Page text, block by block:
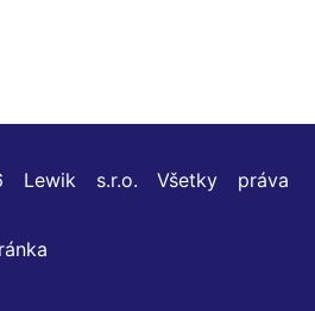
s.r.o. Všetky práva